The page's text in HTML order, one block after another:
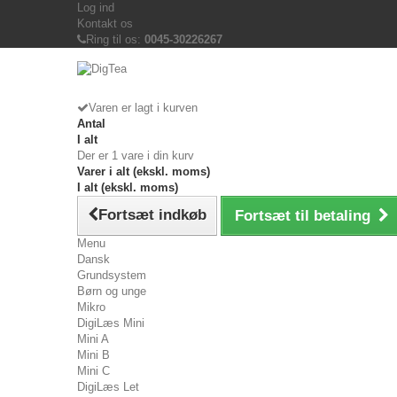
Log ind
Kontakt os
Ring til os: 0045-30226267
Varen er lagt i kurven
Antal
I alt
Der er 1 vare i din kurv
Varer i alt (ekskl. moms)
I alt (ekskl. moms)
Fortsæt indkøb Fortsæt til betaling
Menu
Dansk
Grundsystem
Børn og unge
Mikro
DigiLæs Mini
Mini A
Mini B
Mini C
DigiLæs Let